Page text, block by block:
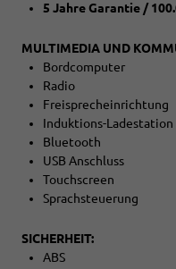
5 Jahre Garantie /
MULTIMEDIA UND
Bordcomputer
Radio
Freisprecheinrichtung
Induktions-Ladestation
Bluetooth
USB Anschluss
Touchscreen
Sprachsteuerung
SICHERHEIT:
ABS